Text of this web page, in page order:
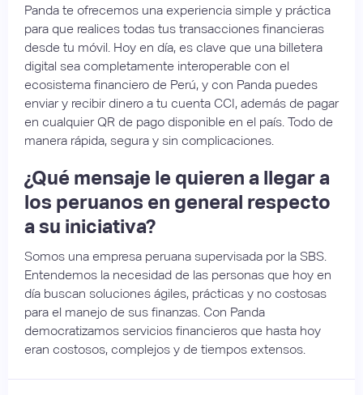
Panda te ofrecemos una experiencia simple y práctica
para que realices todas tus transacciones financieras
desde tu móvil. Hoy en día, es clave que una billetera
digital sea completamente interoperable con el
ecosistema financiero de Perú, y con Panda puedes
enviar y recibir dinero a tu cuenta CCI, además de pagar
en cualquier QR de pago disponible en el país. Todo de
manera rápida, segura y sin complicaciones.
¿Qué mensaje le quieren a llegar a
los peruanos en general respecto
a su iniciativa?
Somos una empresa peruana supervisada por la SBS.
Entendemos la necesidad de las personas que hoy en
día buscan soluciones ágiles, prácticas y no costosas
para el manejo de sus finanzas. Con Panda
democratizamos servicios financieros que hasta hoy
eran costosos, complejos y de tiempos extensos.